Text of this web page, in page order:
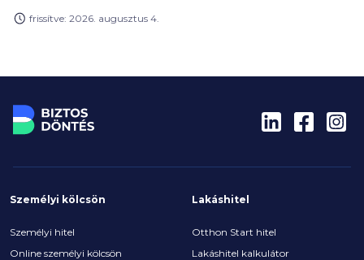
frissítve: 2026. augusztus 4.
Személyi kölcsön
Személyi hitel
Online személyi kölcsön
Lakáshitel
Otthon Start hitel
Lakáshitel kalkulátor